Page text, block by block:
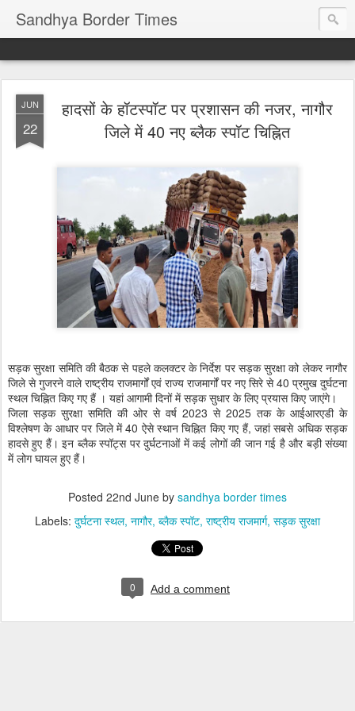
Sandhya Border Times
JUN
22
हादसों के हॉटस्पॉट पर प्रशासन की नजर, नागौर
जिले में 40 नए ब्लैक स्पॉट चिह्नित
सड़क सुरक्षा समिति की बैठक से पहले कलक्टर के निर्देश पर सड़क सुरक्षा को लेकर नागौर
जिले से गुजरने वाले राष्ट्रीय राजमार्गों एवं राज्य राजमार्गों पर नए सिरे से 40 प्रमुख दुर्घटना
स्थल चिह्नित किए गए हैं । यहां आगामी दिनों में सड़क सुधार के लिए प्रयास किए जाएंगे।
जिला सड़क सुरक्षा समिति की ओर से वर्ष 2023 से 2025 तक के आईआरएडी के
विश्लेषण के आधार पर जिले में 40 ऐसे स्थान चिह्नित किए गए हैं, जहां सबसे अधिक सड़क
हादसे हुए हैं। इन ब्लैक स्पॉट्स पर दुर्घटनाओं में कई लोगों की जान गई है और बड़ी संख्या
में लोग घायल हुए हैं।
Posted 22nd June by sandhya border times
Labels: दुर्घटना स्थल नागौर ब्लैक स्पॉट राष्ट्रीय राजमार्ग सड़क सुरक्षा
0 Add a comment